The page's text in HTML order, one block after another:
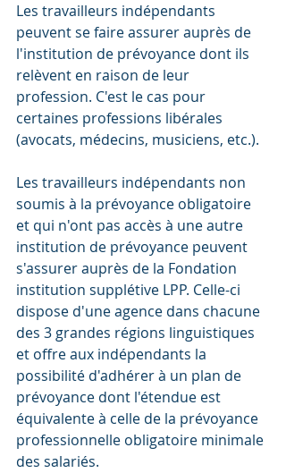
Les travailleurs indépendants
peuvent se faire assurer auprès de
l'institution de prévoyance dont ils
relèvent en raison de leur
profession. C'est le cas pour
certaines professions libérales
(avocats, médecins, musiciens, etc.).
Les travailleurs indépendants non
soumis à la prévoyance obligatoire
et qui n'ont pas accès à une autre
institution de prévoyance peuvent
s'assurer auprès de la Fondation
institution supplétive LPP. Celle-ci
dispose d'une agence dans chacune
des 3 grandes régions linguistiques
et offre aux indépendants la
possibilité d'adhérer à un plan de
prévoyance dont l'étendue est
équivalente à celle de la prévoyance
professionnelle obligatoire minimale
des salariés.